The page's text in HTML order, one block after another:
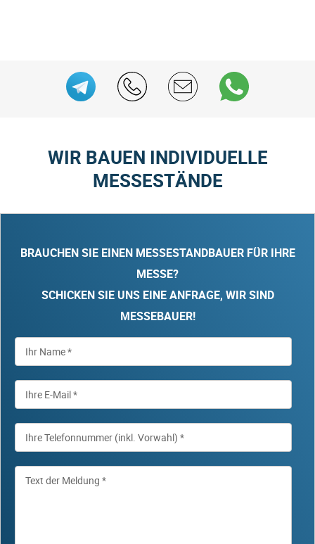
WIR BAUEN INDIVIDUELLE
MESSESTÄNDE
BRAUCHEN SIE EINEN MESSESTANDBAUER FÜR IHRE
MESSE?
SCHICKEN SIE UNS EINE ANFRAGE, WIR SIND
MESSEBAUER!